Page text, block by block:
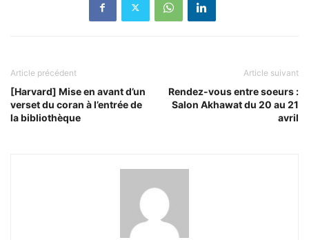
Article précédent
[Harvard] Mise en avant d’un
verset du coran à l’entrée de
la bibliothèque
Article suivant
Rendez-vous entre soeurs :
Salon Akhawat du 20 au 21
avril